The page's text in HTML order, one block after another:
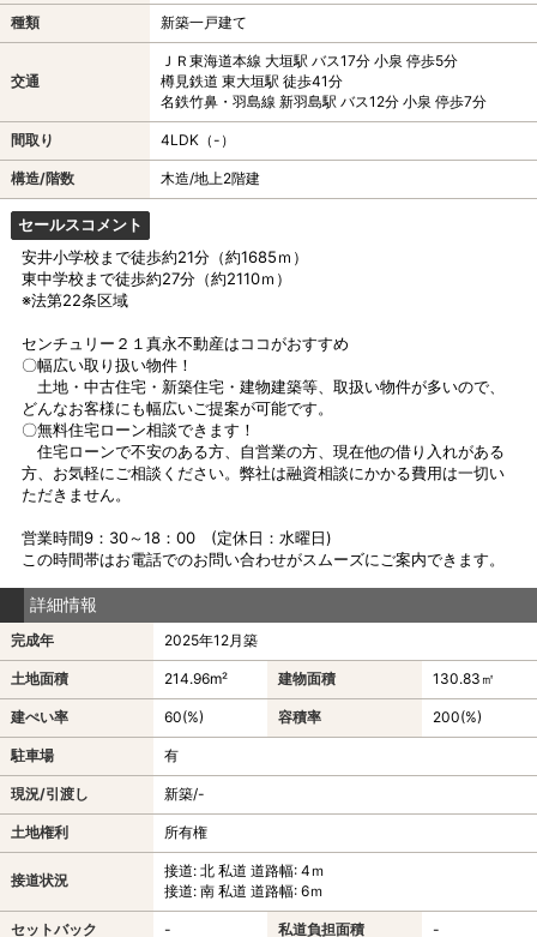
種類 新築一戸建て
交通
ＪＲ東海道本線 大垣駅 バス17分 小泉 停歩5分
樽見鉄道 東大垣駅 徒歩41分
名鉄竹鼻・羽島線 新羽島駅 バス12分 小泉 停歩7分
間取り 4LDK（-）
構造/階数 木造/地上2階建
セールスコメント
安井小学校まで徒歩約21分（約1685ｍ）
東中学校まで徒歩約27分（約2110ｍ）
※法第22条区域
センチュリー２１真永不動産はココがおすすめ
〇幅広い取り扱い物件！
土地・中古住宅・新築住宅・建物建築等、取扱い物件が多いので、
どんなお客様にも幅広いご提案が可能です。
〇無料住宅ローン相談できます！
住宅ローンで不安のある方、自営業の方、現在他の借り入れがある
方、お気軽にご相談ください。弊社は融資相談にかかる費用は一切い
ただきません。
営業時間9：30～18：00 (定休日：水曜日)
この時間帯はお電話でのお問い合わせがスムーズにご案内できます。
詳細情報
完成年 2025年12月築
土地面積 214.96m² 建物面積 130.83㎡
建ぺい率 60(%) 容積率 200(%)
駐車場 有
現況/引渡し 新築/-
土地権利 所有権
接道状況
接道: 北 私道 道路幅: 4ｍ
接道: 南 私道 道路幅: 6ｍ
セットバック - 私道負担面積 -